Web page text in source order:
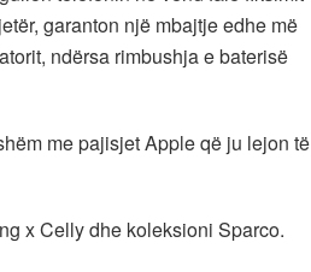
garanton një mbajtje edhe më
ndërsa rimbushja e baterisë
me pajisjet Apple që ju lejon të
x Celly dhe koleksioni Sparco.